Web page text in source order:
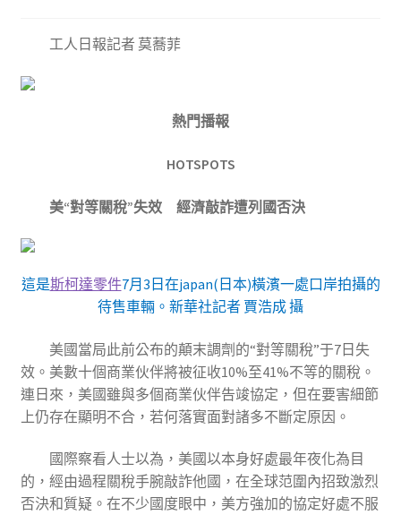
工人日報記者 莫蕎菲
熱門播報
HOTSPOTS
美“對等關稅”失效 經濟敲詐遭列國否決
這是斯柯達零件7月3日在japan(日本)橫濱一處口岸拍攝的
待售車輛。新華社記者 賈浩成 攝
美國當局此前公布的顛末調劑的“對等關稅”于7日失
效。美數十個商業伙伴將被征收10%至41%不等的關稅。
連日來，美國雖與多個商業伙伴告竣協定，但在要害細節
上仍存在顯明不合，若何落實面對諸多不斷定原因。
國際察看人士以為，美國以本身好處最年夜化為目
的，經由過程關稅手腕敲詐他國，在全球范圍內招致激烈
否決和質疑。在不少國度眼中，美方強加的協定好處不服